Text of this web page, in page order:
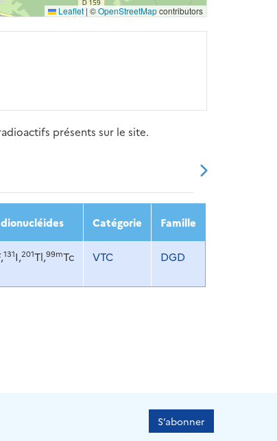
Leaflet | ©OpenStreetMapcontributors
présents sur le site.
2021 2022 2023
Catégorie Famille
131I,201Tl,99mTc VTC DGD
S’abonner